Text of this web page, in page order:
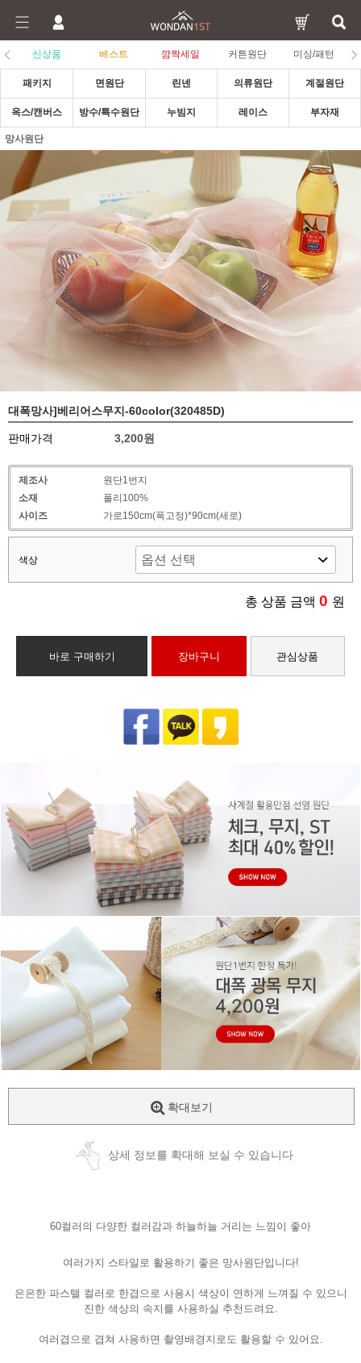
신상품 베스트 깜짝세일 커튼원단 미싱/패턴
패키지 면원단 린넨 의류원단 계절원단
옥스/캔버스 방수/특수원단 누빔지 레이스 부자재
망사원단
대폭망사]베리어스무지-60color(320485D)
판매가격 3,200원
제조사
원단1번지
소재
폴리100%
사이즈
가로150cm(폭고정)*90cm(세로)
색상
총 상품 금액 0 원
바로 구매하기 장바구니 관심상품
확대보기
상세 정보를 확대해 보실 수 있습니다
60컬러의 다양한 컬러감과 하늘하늘 거리는 느낌이 좋아
여러가지 스타일로 활용하기 좋은 망사원단입니다!
은은한 파스텔 컬러로 한겹으로 사용시 색상이 연하게 느껴질 수 있으니
진한 색상의 속지를 사용하실 추천드려요.
여러겹으로 겹쳐 사용하면 촬영배경지로도 활용할 수 있어요.